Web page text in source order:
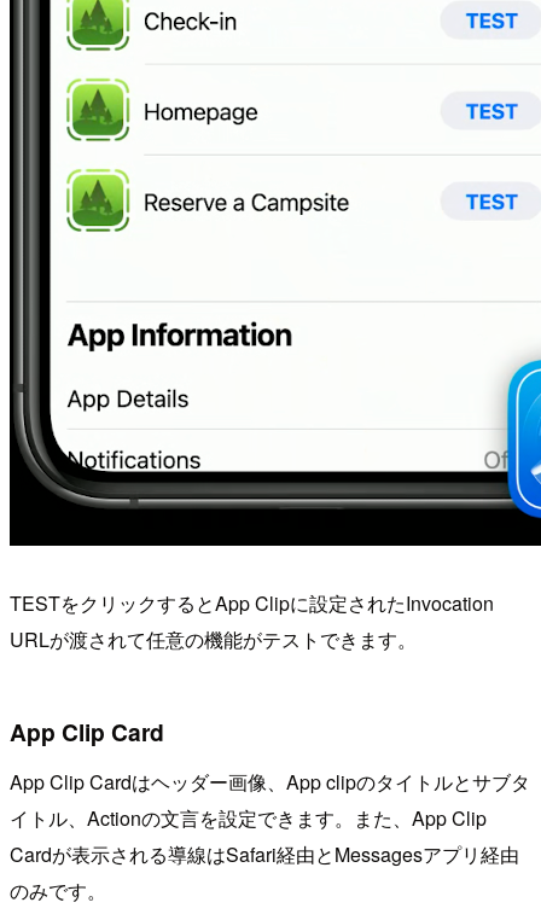
TESTをクリックするとApp Clipに設定されたInvocation
URLが渡されて任意の機能がテストできます。
App Clip Card
App Clip Cardはヘッダー画像、App clipのタイトルとサブタ
イトル、Actionの文言を設定できます。また、App Clip
Cardが表示される導線はSafari経由とMessagesアプリ経由
のみです。